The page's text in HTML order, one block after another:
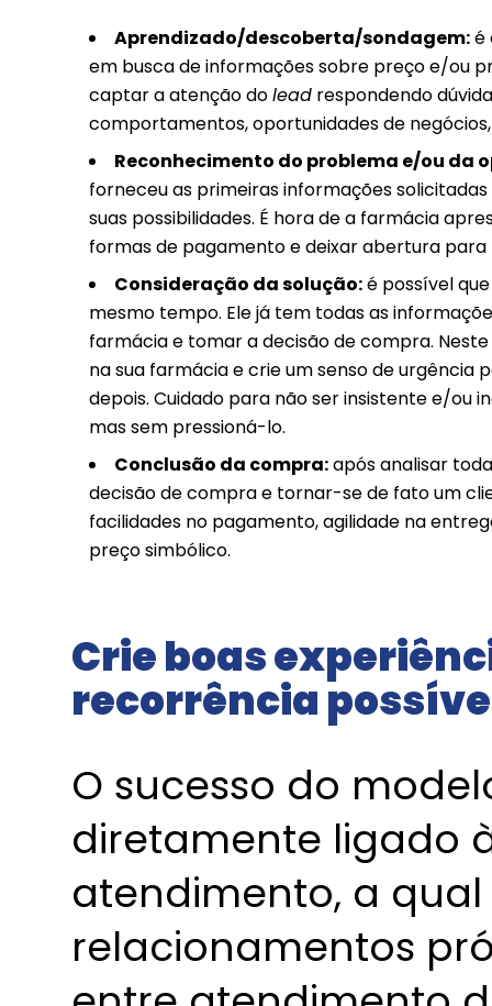
Aprendizado/descoberta/sondagem:é
em busca de informações sobre preço e/ou
captar a atenção dolead respondendo
comportamentos, oportunidades de
Reconhecimento do problema e/ou da
forneceu as primeiras informações
suas possibilidades. É hora de a farmácia
formas de pagamento e deixar abertura para
Consideração da solução:é possível
mesmo tempo. Ele já tem todas as
farmácia e tomar a decisão de compra.
na sua farmácia e crie um senso de urgência
depois. Cuidado para não ser insistente e/ou
mas sem pressioná-lo.
Conclusão da compra:após analisar
decisão de compra e tornar-se de fato um
facilidades no pagamento, agilidade na
preço simbólico.
Crie boas
recorrência
O sucesso do
diretamente ligado
atendimento, a
relacionamentos